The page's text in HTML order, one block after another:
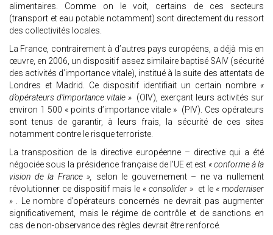
alimentaires. Comme on le voit, certains de ces secteurs
(transport et eau potable notamment) sont directement du ressort
des collectivités locales.
La France, contrairement à d’autres pays européens, a déjà mis en
œuvre, en 2006, un dispositif assez similaire baptisé SAIV (sécurité
des activités d’importance vitale), institué à la suite des attentats de
Londres et Madrid. Ce dispositif identifiait un certain nombre «
d’opérateurs d’importance vitale » (OIV), exerçant leurs activités sur
environ 1 500 « points d’importance vitale » (PIV). Ces opérateurs
sont tenus de garantir, à leurs frais, la sécurité de ces sites
notamment contre le risque terroriste.
La transposition de la directive européenne – directive qui a été
négociée sous la présidence française de l’UE et est « conforme à la
vision de la France », selon le gouvernement – ne va nullement
révolutionner ce dispositif mais le « consolider » et le « moderniser
» . Le nombre d’opérateurs concernés ne devrait pas augmenter
significativement, mais le régime de contrôle et de sanctions en
cas de non-observance des règles devrait être renforcé.